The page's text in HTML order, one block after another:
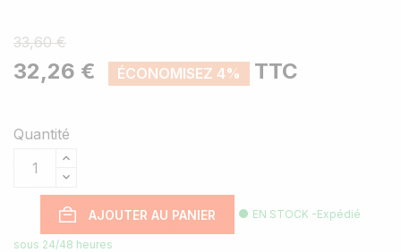
33,60 €
32,26 € ÉCONOMISEZ 4% TTC
Quantité
AJOUTER AU PANIER EN STOCK -Expédié
sous 24/48 heures